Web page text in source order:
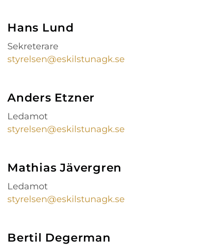
Hans Lund
Sekreterare
styrelsen@eskilstunagk.se
Anders Etzner
Ledamot
styrelsen@eskilstunagk.se
Mathias Jävergren
Ledamot
styrelsen@eskilstunagk.se
Bertil Degerman